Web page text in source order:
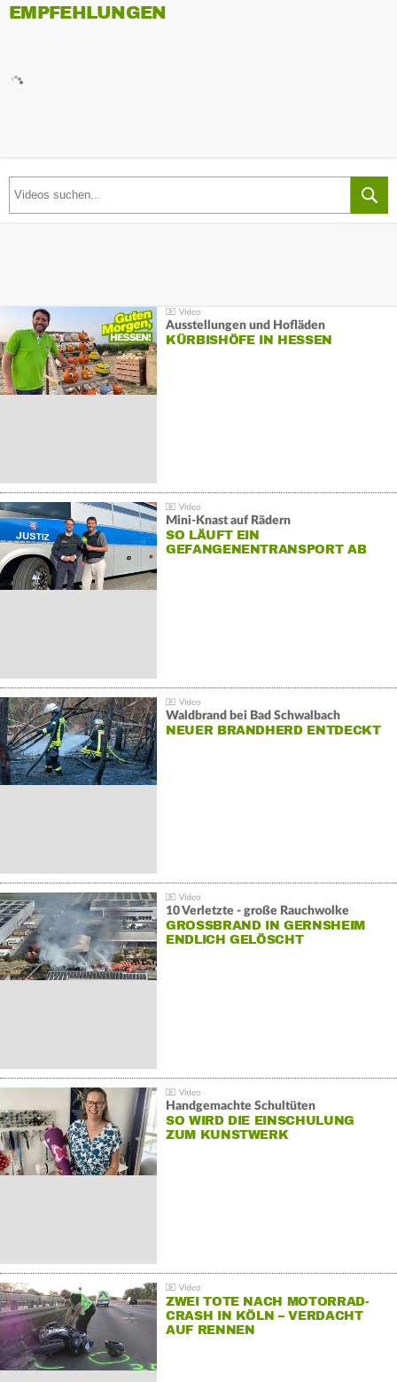
EMPFEHLUNGEN
Ausstellungen und Hofläden
KÜRBISHÖFE IN HESSEN
Mini-Knast auf Rädern
SO LÄUFT EIN
GEFANGENENTRANSPORT AB
Waldbrand bei Bad Schwalbach
NEUER BRANDHERD ENTDECKT
10 Verletzte - große Rauchwolke
GROSSBRAND IN GERNSHEIM E
NDLICH GELÖSCHT
Handgemachte Schultüten
SO WIRD DIE EINSCHULUNG
ZUM KUNSTWERK
ZWEI TOTE NACH MOTORRAD-
CRASH IN KÖLN – VERDACHT
AUF RENNEN